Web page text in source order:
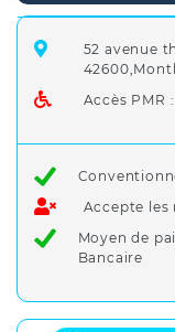
52 avenue
Accès PMR
Accepte les
Moyen de
Bancaire